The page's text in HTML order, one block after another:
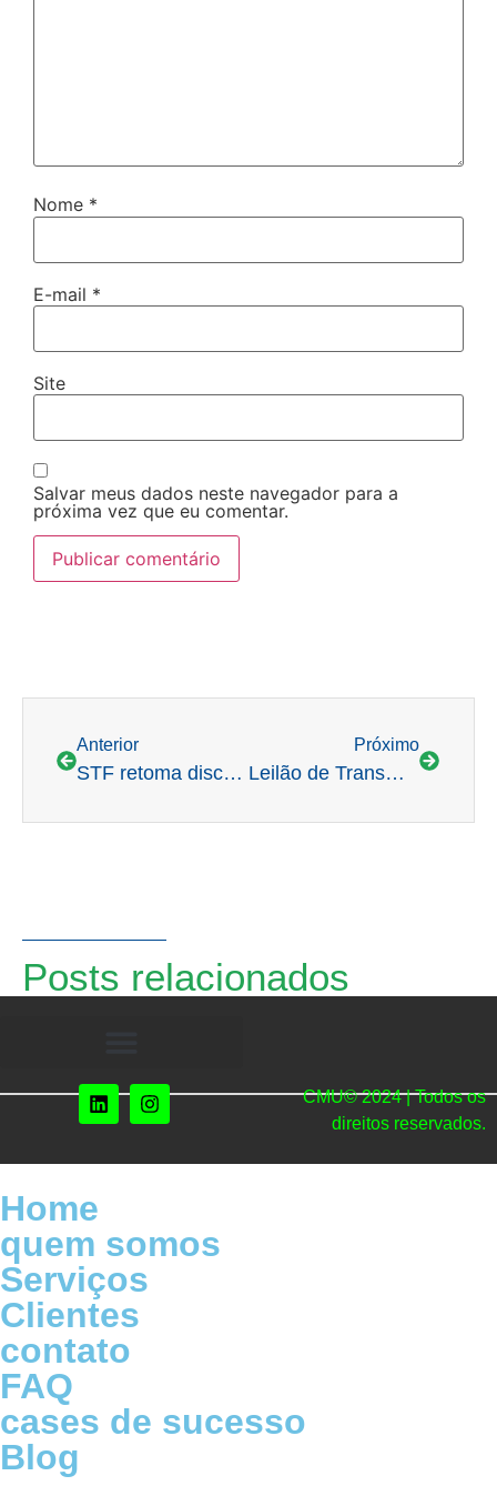
Nome *
E-mail *
Site
Salvar meus dados neste navegador para a
próxima vez que eu comentar.
Anterior
STF retoma discussão bilionária sobre ICMS para energia e telecomunicações
Próximo
Leilão de Transmissão com investimento de R$ 2,9 bi é confirmado para 17 de dezembro
Posts relacionados
CMU© 2024 | Todos os
direitos reservados.
Home
quem somos
Serviços
Clientes
contato
FAQ
cases de sucesso
Blog